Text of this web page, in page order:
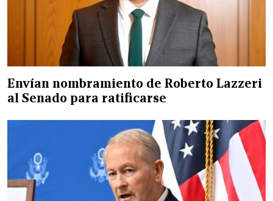
Envían nombramiento de Roberto Lazzeri
al Senado para ratificarse